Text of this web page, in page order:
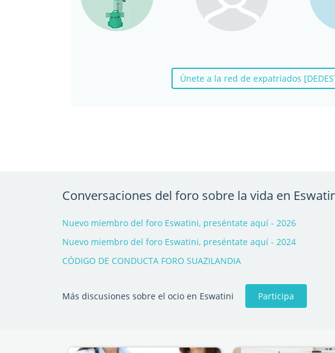
Únete a la red de expatriados
Conversaciones del foro sobre la vida en
Nuevo miembro del foro Eswatini, preséntate aquí - 2026
Nuevo miembro del foro Eswatini, preséntate aquí - 2024
CÓDIGO DE CONDUCTA FORO SUAZILANDIA
Más discusiones sobre el ocio en Eswatini Participa